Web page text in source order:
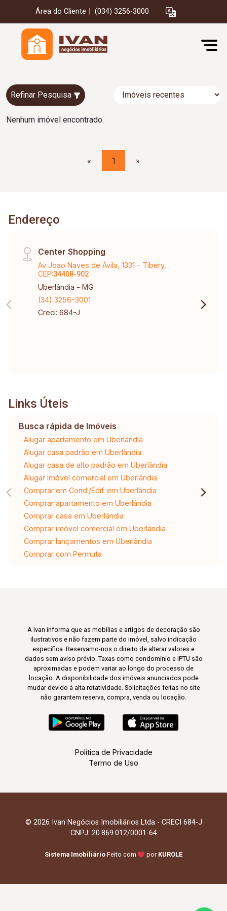
Área do Cliente (034) 3256-3000
Refinar Pesquisa
Nenhum imóvel encontrado
« 1 »
Endereço
Center Shopping
Av Joao Naves de Ávila, 1331 - Tibery,
CEP:34408-902
Uberlândia - MG
(34) 3256-3001
Creci: 684-J
Links Úteis
Busca rápida de Imóveis
Alugar apartamento em Uberlândia
Alugar casa padrão em Uberlândia
Alugar casa de alto padrão em Uberlândia
Alugar imóvel comercial em Uberlândia
Comprar em Cond./Edif. em Uberlândia
Comprar apartamento em Uberlândia
Comprar casa em Uberlândia
Comprar imóvel comercial em Uberlândia
Comprar lançamentos em Uberlândia
Comprar com Permuta
A Ivan informa que as mobílias e artigos de decoração são
ilustrativos e não fazem parte do imóvel, salvo indicação
específica. Reservamo-nos o direito de alterar valores e
dados sem aviso prévio. Taxas como condomínio e IPTU são
aproximadas e podem variar ao longo do processo de
locação. A disponibilidade dos imóveis anunciados pode
mudar devido à alta rotatividade. Solicitações feitas no site
não garantem reserva, compra, venda ou locação.
Política de Privacidade
Termo de Uso
© 2026 Ivan Negócios Imobiliários Ltda - CRECI 684-J
CNPJ: 20.869.012/0001-64
Sistema Imobiliário Feito com por KUROLE